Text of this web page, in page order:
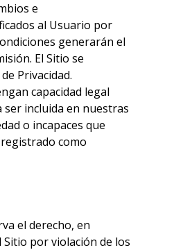
e
al Usuario por
generarán el
El Sitio se
Privacidad.
capacidad legal
incluida en nuestras
o incapaces que
como
el derecho, en
por violación de los